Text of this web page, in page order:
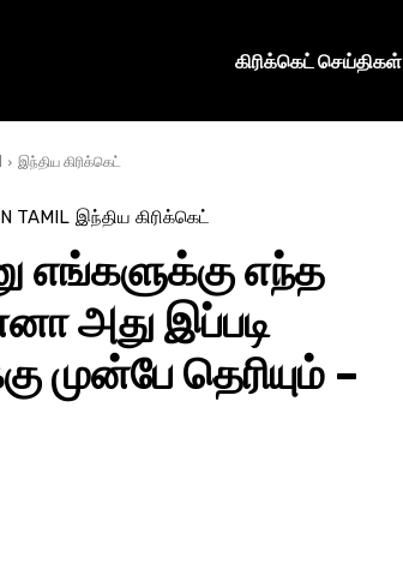
கிரிக்கெட் செய்திகள்
இந்திய கிரிக்கெட்
TAMIL இந்திய கிரிக்கெட்
எங்களுக்கு எந்த
அது இப்படி
முன்பே தெரியும் –